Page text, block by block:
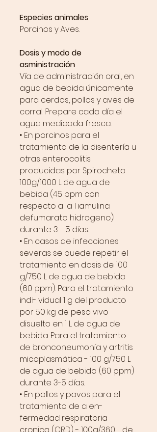
Especies animales
Porcinos y Aves.
Dosis y modo de
asministración
Vía de administración oral, en
agua de bebida únicamente
para cerdos, pollos y aves de
corral. Prepare cada día el
agua medicada fresca.
• En porcinos para el
tratamiento de la disentería u
otras enterocolitis
producidas por Spirocheta
100g/1000 L de agua de
bebida (45 ppm con
respecto a la Tiamulina
defumarato hidrogeno)
durante 3 - 5 días.
• En casos de infecciones
severas se puede repetir el
tratamiento en dosis de 100
g/750 L de agua de bebida
(60 ppm). Para el tratamiento
indi- vidual 1 g del producto
por 50 kg de peso vivo
disuelto en 1 L de agua de
bebida. Para el tratamiento
de bronconeumonía y artritis
micoplasmática - 100 g/750 L
de agua de bebida (60 ppm)
durante 3-5 días.
• En pollos y pavos para el
tratamiento de a en-
fermedad respiratoria